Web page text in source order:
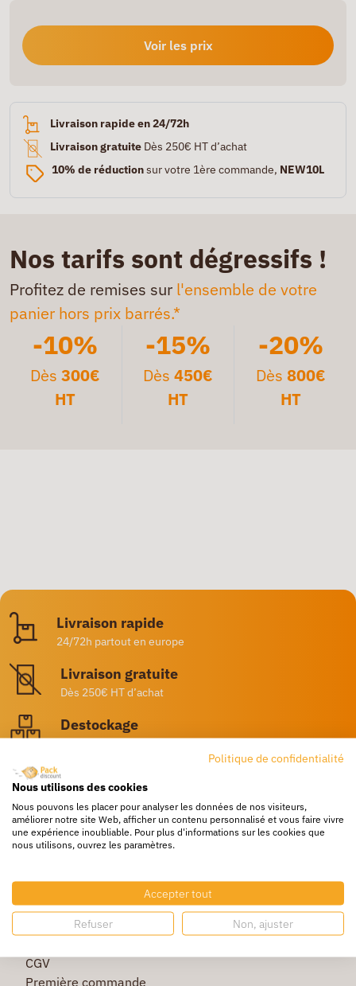
Voir les prix
Livraison rapide en 24/72h
Livraison gratuite Dès 250€ HT d’achat
10% de réductionsur votre 1ère commande, NEW10L
Nos tarifs sont dégressifs !
Profitez de remises sur l'ensemble de votre
panier hors prix barrés.*
-10%
Dès300€
HT
-15%
Dès 450€
HT
-20%
Dès 800€
HT
Livraison rapide
24/72h partout en europe
Livraison gratuite
Dès 250€ HT d’achat
Destockage
Profitez de prix bas toute l’année
Besoin d'aide ?
Un service client à votre écoute
La société
CGV
Première commande
Politique de confidentialité
Nous utilisons des cookies
Nous pouvons les placer pour analyser les données de nos visiteurs,
améliorer notre site Web, afficher un contenu personnalisé et vous faire vivre
une expérience inoubliable. Pour plus d'informations sur les cookies que
nous utilisons, ouvrez les paramètres.
Accepter tout
Refuser Non, ajuster